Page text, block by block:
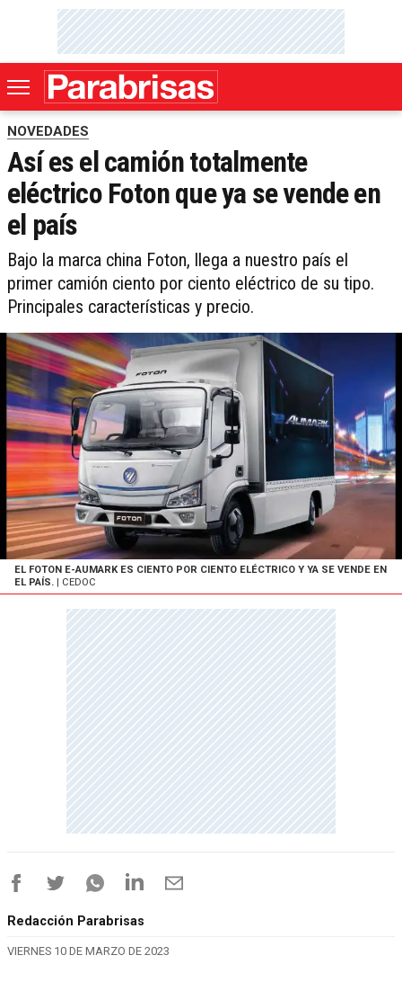
NOVEDADES
Así es el camión totalmente
eléctrico Foton que ya se vende en
el país
Bajo la marca china Foton, llega a nuestro país el
primer camión ciento por ciento eléctrico de su tipo.
Principales características y precio.
EL FOTON E-AUMARK ES CIENTO POR CIENTO ELÉCTRICO Y YA SE VENDE EN
EL PAÍS. | CEDOC
Redacción Parabrisas
VIERNES 10 DE MARZO DE 2023